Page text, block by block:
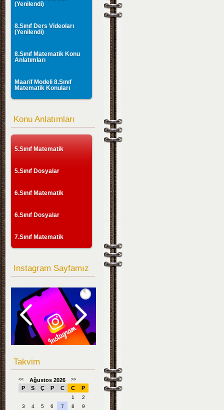
(Yenilendi)
8.Sınıf Ders Videoları
(Yenilendi)
8.Sınıf Matematik Konu
Anlatımları
Maarif Modeli 8.Sınıf
Matematik Konuları
Konu Anlatımları
5.Sınıf Matematik
5.Sınıf Dosyalar
6.Sınıf Matematik
6.Sınıf Dosyalar
7.Sınıf Matematik
Instagram Sayfamız
Takvim
<< Ağustos 2026 >>
P S Ç P C C P
1
2
3
4 5 6 7 8
9